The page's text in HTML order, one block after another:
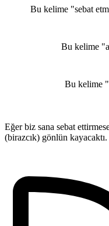
Bu kelime "sebat
Bu kelime
Bu kelime
Eğer biz sana sebat
(birazcık) gönlün kayacaktı.